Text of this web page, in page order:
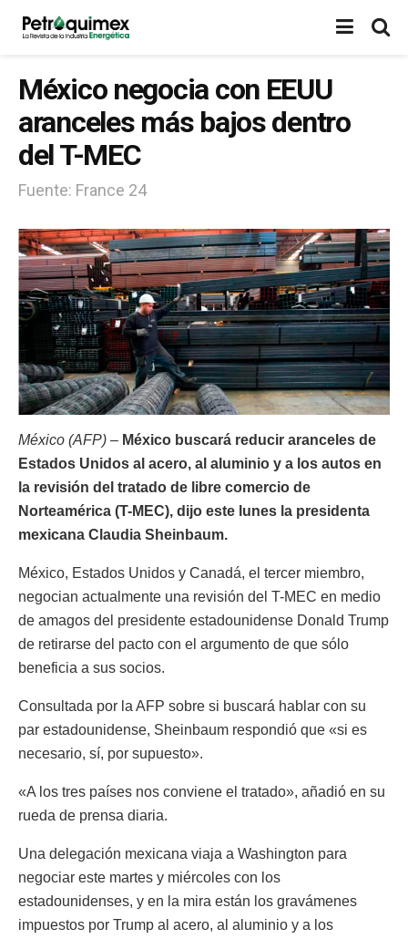
México negocia con EEUU
aranceles más bajos dentro
del T-MEC
Fuente: France 24
México (AFP) – México buscará reducir aranceles de
Estados Unidos al acero, al aluminio y a los autos en
la revisión del tratado de libre comercio de
Norteamérica (T-MEC), dijo este lunes la presidenta
mexicana Claudia Sheinbaum.
México, Estados Unidos y Canadá, el tercer miembro,
negocian actualmente una revisión del T-MEC en medio
de amagos del presidente estadounidense Donald Trump
de retirarse del pacto con el argumento de que sólo
beneficia a sus socios.
Consultada por la AFP sobre si buscará hablar con su
par estadounidense, Sheinbaum respondió que «si es
necesario, sí, por supuesto».
«A los tres países nos conviene el tratado», añadió en su
rueda de prensa diaria.
Una delegación mexicana viaja a Washington para
negociar este martes y miércoles con los
estadounidenses, y en la mira están los gravámenes
impuestos por Trump al acero, al aluminio y a los